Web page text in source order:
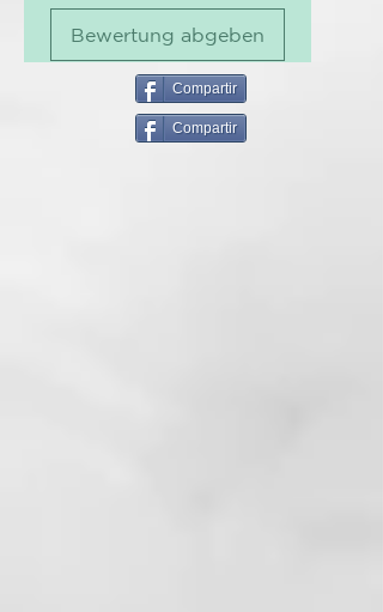
Fijación: 2
CÓMO USARLO
Dosificar la cantidad adecuada de
producto entre las manos, aplicar
sobre el cabello húmedo de
Bewertung abgeben
Compartir
Compartir